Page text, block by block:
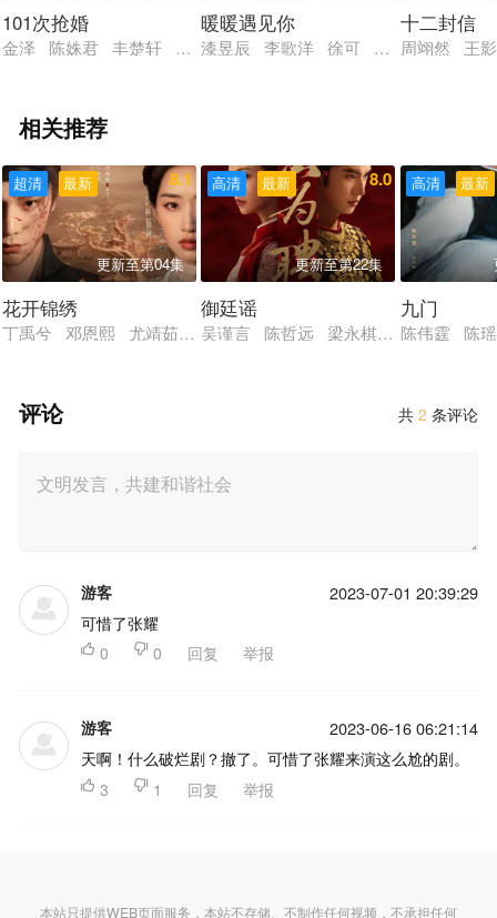
101次抢婚
金泽 陈姝君 丰楚轩 刘德熙 白凯瑞 李佳怡 吴骏超 杨诗倩
暖暖遇见你
漆昱辰 李歌洋 徐可 郁葱
十二封信
周翊然 王
相关推荐
最新
超清 8.1
更新至第04集
花开锦绣
丁禹兮 邓恩熙 尤靖茹 白澍 吕晓霖 张萌 迟蓬 范诗然 范
最新
高清 8.0
更新至第22集
御廷谣
吴谨言 陈哲远 梁永棋 赵昭仪 张
最新
高清
九门
陈伟霆 陈
共2 条评论
评论
游客 2023-07-01 20:39:29
可惜了张耀
 0  0 回复 举报
游客 2023-06-16 06:21:14
天啊！什么破烂剧？撤了。可惜了张耀来演这么尬的剧。
 3  1 回复 举报
本站只提供WEB页面服务，本站不存储、不制作任何视频，不承担任何